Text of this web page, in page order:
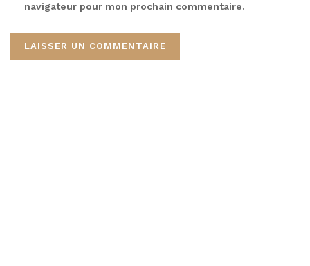
navigateur pour mon prochain commentaire.